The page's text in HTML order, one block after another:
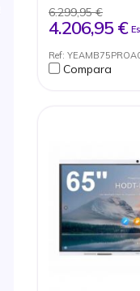
Microsoft
Lavagna
condivisione
Doppio
Android 13 +
Condivisione
6.299,95 €
4.206,95 €
Ref:
Compara